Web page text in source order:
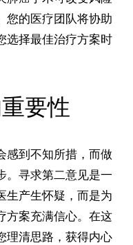
您的医疗团队将协助
选择最佳治疗方案时
要性
感到不知所措，而做
。寻求第二意见是一
产生怀疑，而是为
方案充满信心。在这
理清思路，获得内心